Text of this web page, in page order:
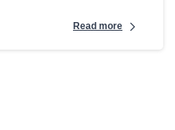
Read more